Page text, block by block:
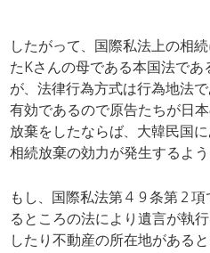
したがって、国際私法上の相
たKさんの母である本国法であ
が、法律行為方式は行為地法
有効であるので原告たちが日
放棄をしたならば、大韓民国
相続放棄の効力が発生するよう
もし、国際私法第４９条第２
るところの法により遺言が執
したり不動産の所在地がある